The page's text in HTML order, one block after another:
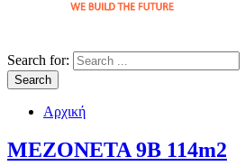
Search for:
Search
Αρχική
ΜΕΖΟΝΕΤΑ 9Β 114m2